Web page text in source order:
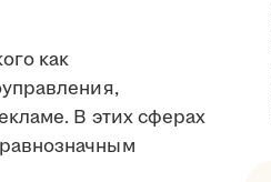
как
В этих сферах